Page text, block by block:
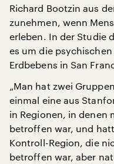
Richard Bootzin aus
zunehmen, wenn
erleben. In der Studie
es um die
Erdbebens in San
„Man hat zwei
einmal eine aus
in Regionen, in denen
betroffen war, und
Kontroll-Region, die
betroffen war, aber